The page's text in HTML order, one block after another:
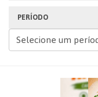
PERÍODO